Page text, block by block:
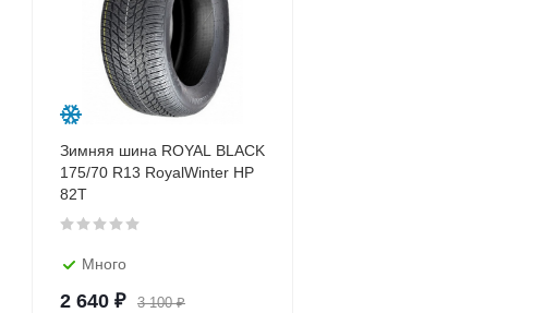
Зимняя шина ROYAL BLACK
175/70 R13 RoyalWinter HP
82T
Много
2 640 ₽ 3 100₽